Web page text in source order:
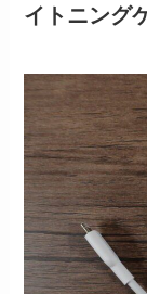
イトニング